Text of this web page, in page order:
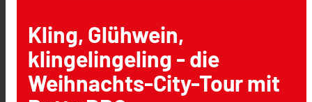
Kling, Glühwein,
klingelingeling - die
Weihnachts-City-Tour mit